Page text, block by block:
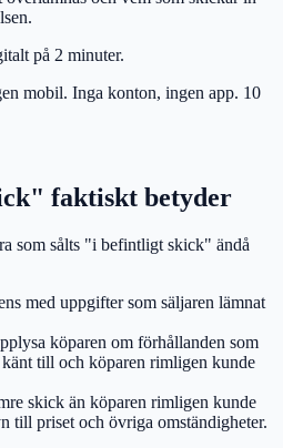
på 2 minuter.
mobil. Inga konton, ingen app. 10
faktiskt betyder
som sålts "i befintligt skick" ändå
med uppgifter som säljaren lämnat
köparen om förhållanden som
känt till och köparen rimligen kunde
skick än köparen rimligen kunde
till priset och övriga omständigheter.